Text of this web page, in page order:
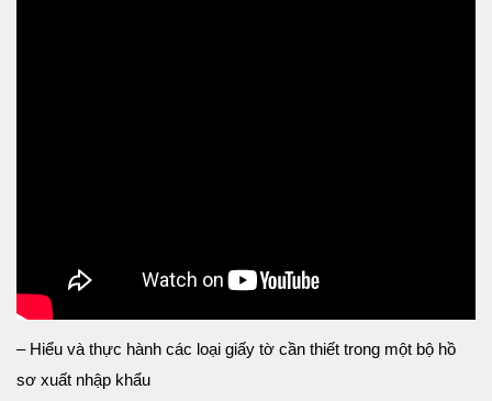
– Hiểu và thực hành các loại giấy tờ cần thiết trong một bộ hồ
sơ xuất nhập khẩu